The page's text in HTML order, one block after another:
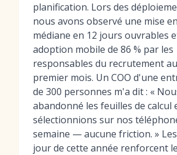
planification. Lors des
nous avons observé une mise
médiane en 12 jours ouvrables
adoption mobile de 86 % par les
responsables du recrutement
premier mois. Un COO d'une
de 300 personnes m'a dit : «
abandonné les feuilles de calcul
sélectionnions sur nos
semaine — aucune friction. »
jour de cette année renforcent